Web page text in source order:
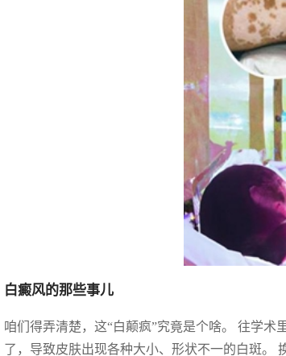
白癜风的那些事儿
咱们得弄清楚，这“白颠疯”究竟是个啥。 往学
了，导致皮肤出现各种大小、形状不一的白斑。